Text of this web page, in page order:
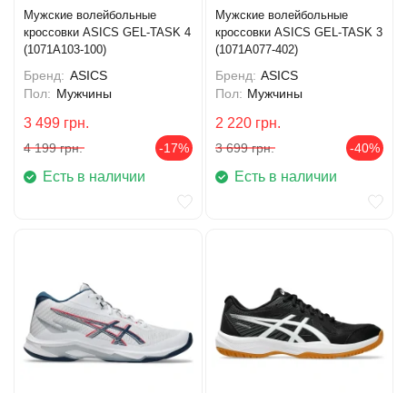
Мужские волейбольные
кроссовки ASICS GEL-TASK 4
(1071A103-100)
Бренд: ASICS
Пол: Мужчины
3 499 грн.
4 199 грн. -17%
Есть в наличии
Мужские волейбольные
кроссовки ASICS GEL-TASK 3
(1071A077-402)
Бренд: ASICS
Пол: Мужчины
2 220 грн.
3 699 грн. -40%
Есть в наличии